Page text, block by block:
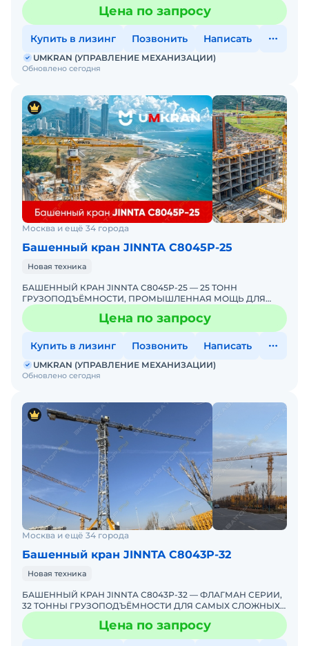
России.ПРОРЫВ В ВЫСОТНОМ СТРОИТЕЛЬСТВЕ! Компани
Цена по запросу
Купить в лизинг Позвонить Написать
Обновлено сегодня
UMKRAN (УПРАВЛЕНИЕ МЕХАНИЗАЦИИ)
Москва и ещё 34 города
Башенный кран JINNTA С8045Р-25
Новая техника
БАШЕННЫЙ КРАН JINNTA C8045Р-25 — 25 ТОНН
ГРУЗОПОДЪЁМНОСТИ, ПРОМЫШЛЕННАЯ МОЩЬ ДЛЯ
ВАШЕГО ОБЪЕКТА! ЭКСКЛЮЗИВНО ОТ UMKRANUMKRAN —
ЕДИНСТВЕННЫЙ ЭКСКЛЮЗИЦена по запросу
Купить в лизинг Позвонить Написать
Обновлено сегодня
UMKRAN (УПРАВЛЕНИЕ МЕХАНИЗАЦИИ)
Москва и ещё 34 города
Башенный кран JINNTA С8043Р-32
Новая техника
БАШЕННЫЙ КРАН JINNTA С8043Р-32 — ФЛАГМАН СЕРИИ,
32 ТОННЫ ГРУЗОПОДЪЁМНОСТИ ДЛЯ САМЫХ СЛОЖНЫХ
ОБЪЕКТОВ! ЭКСКЛЮЗИВНО ОТ UMKRANUMKRAN —
ЕДИНСТВЕННЫЙ ЭКСЦена по запросу